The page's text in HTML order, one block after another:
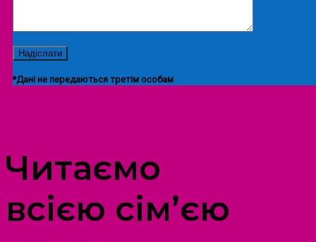
*Дані не передаються третім особам
Читаємо
всією сім’єю